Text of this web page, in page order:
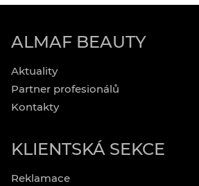
ALMAF BEAUTY
Aktuality
Partner profesionálů
Kontakty
KLIENTSKÁ SEKCE
Reklamace